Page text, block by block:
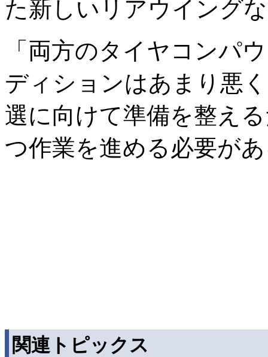
た新しいリアウイング
「両方のタイヤコンパ
ディションはあまり悪
選に向けて準備を整え
つ作業を進める必要が
関連トピックス